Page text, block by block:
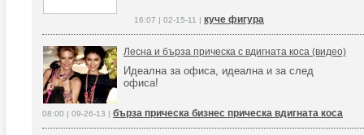
16:07 | 02-15-11 | куче фигура
Лесна и бърза прическа с вдигната коса (видео)
Идеална за офиса, идеална и за след
офиса!
08:00 | 09-26-13 | бърза прическа бизнес прическа вдигната коса